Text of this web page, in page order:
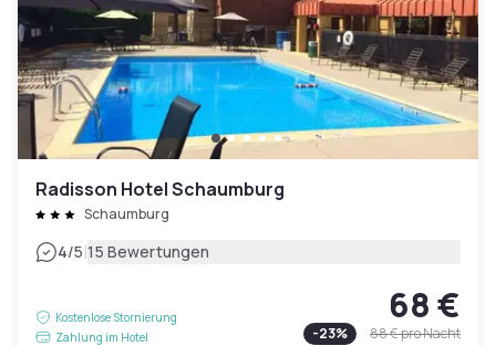
Radisson Hotel Schaumburg
Schaumburg
4/5|15 Bewertungen
Kostenlose Stornierung
Zahlung im Hotel
68 €
-23% 88 €pro Nacht